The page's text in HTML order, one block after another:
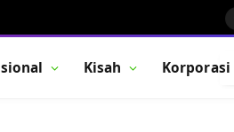
Kisah Korporasi